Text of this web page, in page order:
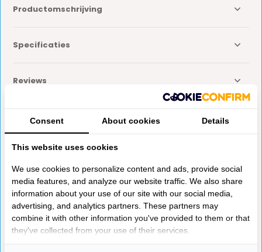
Productomschrijving
Specificaties
Reviews
Delen
Anderen kochten ook
Consent About cookies Details
This website uses cookies
We use cookies to personalize content and ads, provide social
media features, and analyze our website traffic. We also share
information about your use of our site with our social media,
advertising, and analytics partners. These partners may
combine it with other information you've provided to them or that
they've collected from your use of their services.